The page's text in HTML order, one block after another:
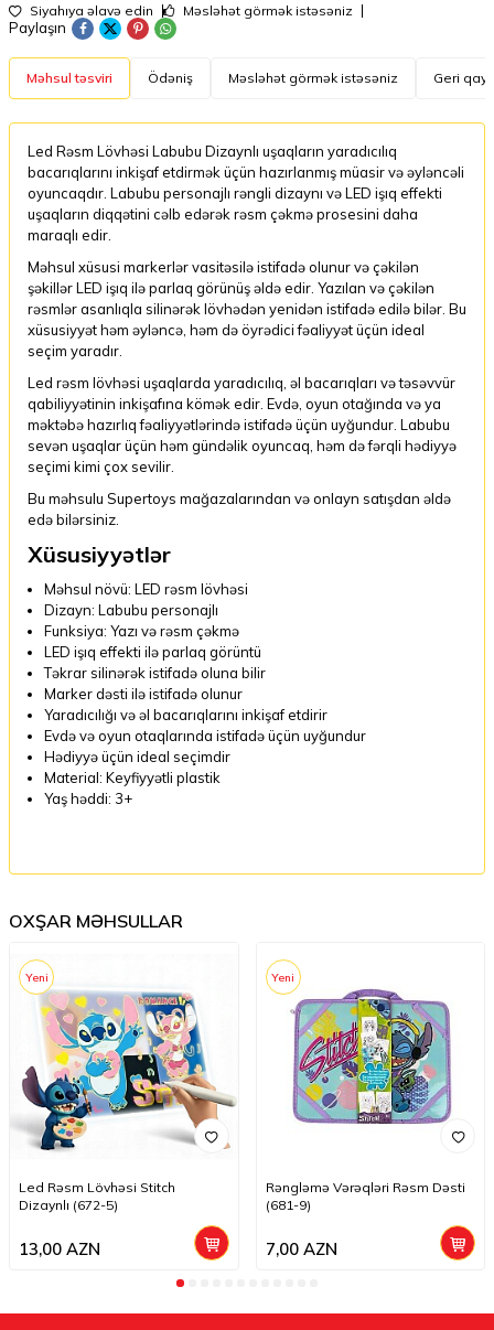
Siyahıya əlavə edin Məsləhət görmək istəsəniz
Paylaşın
Məhsul təsviri Ödəniş Məsləhət görmək istəsəniz Geri
Led Rəsm Lövhəsi Labubu Dizaynlı uşaqların yaradıcılıq
bacarıqlarını inkişaf etdirmək üçün hazırlanmış müasir və əyləncəli
oyuncaqdır. Labubu personajlı rəngli dizaynı və LED işıq effekti
uşaqların diqqətini cəlb edərək rəsm çəkmə prosesini daha
maraqlı edir.
Məhsul xüsusi markerlər vasitəsilə istifadə olunur və çəkilən
şəkillər LED işıq ilə parlaq görünüş əldə edir. Yazılan və çəkilən
rəsmlər asanlıqla silinərək lövhədən yenidən istifadə edilə bilər. Bu
xüsusiyyət həm əyləncə, həm də öyrədici fəaliyyət üçün ideal
seçim yaradır.
Led rəsm lövhəsi uşaqlarda yaradıcılıq, əl bacarıqları və təsəvvür
qabiliyyətinin inkişafına kömək edir. Evdə, oyun otağında və ya
məktəbə hazırlıq fəaliyyətlərində istifadə üçün uyğundur. Labubu
sevən uşaqlar üçün həm gündəlik oyuncaq, həm də fərqli hədiyyə
seçimi kimi çox sevilir.
Bu məhsulu Supertoys mağazalarından və onlayn satışdan əldə
edə bilərsiniz.
Xüsusiyyətlər
Məhsul növü: LED rəsm lövhəsi
Dizayn: Labubu personajlı
Funksiya: Yazı və rəsm çəkmə
LED işıq effekti ilə parlaq görüntü
Təkrar silinərək istifadə oluna bilir
Marker dəsti ilə istifadə olunur
Yaradıcılığı və əl bacarıqlarını inkişaf etdirir
Evdə və oyun otaqlarında istifadə üçün uyğundur
Hədiyyə üçün ideal seçimdir
Material: Keyfiyyətli plastik
Yaş həddi: 3+
OXŞAR MƏHSULLAR
Yeni
Led Rəsm Lövhəsi Stitch
Dizaynlı (672-5)
13,00 AZN
Yeni
Rəngləmə Vərəqləri Rəsm Dəsti
(681-9)
7,00AZN